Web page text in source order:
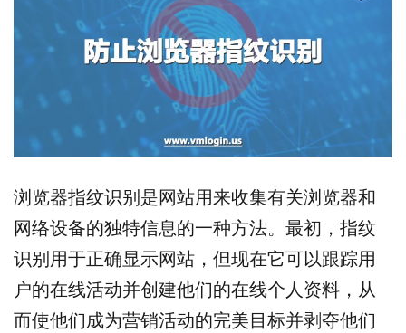
浏览器指纹识别是网站用来收集有关浏览器和
网络设备的独特信息的一种方法。最初，指纹
识别用于正确显示网站，但现在它可以跟踪用
户的在线活动并创建他们的在线个人资料，从
而使他们成为营销活动的完美目标并剥夺他们